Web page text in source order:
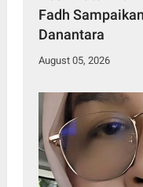
Fadh
Danantara
August 05, 2026